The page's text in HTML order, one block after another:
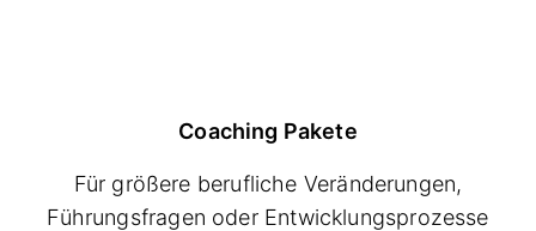
Coaching Pakete
Für größere berufliche Veränderungen,
Führungsfragen oder Entwicklungsprozesse